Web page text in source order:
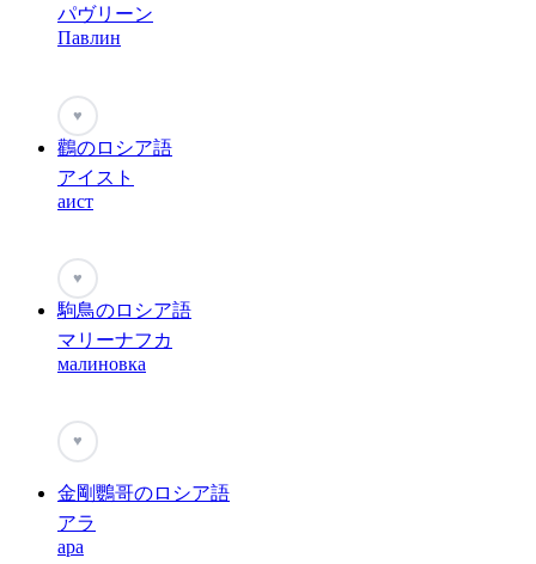
パヴリーン
Павлин
♥
鸛のロシア語
アイスト
аист
♥
駒鳥のロシア語
マリーナフカ
малиновка
♥
金剛鸚哥のロシア語
アラ
ара